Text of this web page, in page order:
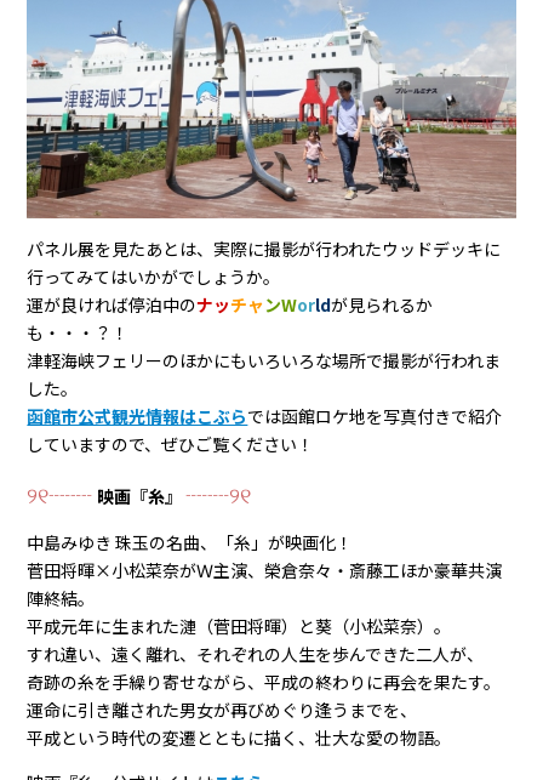
パネル展を見たあとは、実際に撮影が行われたウッドデッキに
行ってみてはいかがでしょうか。
運が良ければ停泊中のナッチャンWorldが見られるか
も・・・？！
津軽海峡フェリーのほかにもいろいろな場所で撮影が行われま
した。
函館市公式観光情報はこぶらでは函館ロケ地を写真付きで紹介
していますので、ぜひご覧ください！
୨୧┈┈ 映画『糸』 ┈┈୨୧
中島みゆき 珠玉の名曲、「糸」が映画化！
菅田将暉×小松菜奈がＷ主演、榮倉奈々・斎藤工ほか豪華共演
陣終結。
平成元年に生まれた漣（菅田将暉）と葵（小松菜奈）。
すれ違い、遠く離れ、それぞれの人生を歩んできた二人が、
奇跡の糸を手繰り寄せながら、平成の終わりに再会を果たす。
運命に引き離された男女が再びめぐり逢うまでを、
平成という時代の変遷とともに描く、壮大な愛の物語。